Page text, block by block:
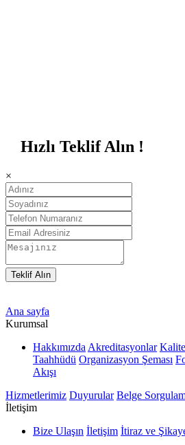
Hızlı Teklif Alın !
×
Teklif Alın
Ana sayfa
Kurumsal
Hakkımızda Akreditasyonlar
Taahhüdü Organizasyon Şeması
Akışı
Hizmetlerimiz Duyurular Belge
İletişim
Bize Ulaşın İletişim İtiraz ve